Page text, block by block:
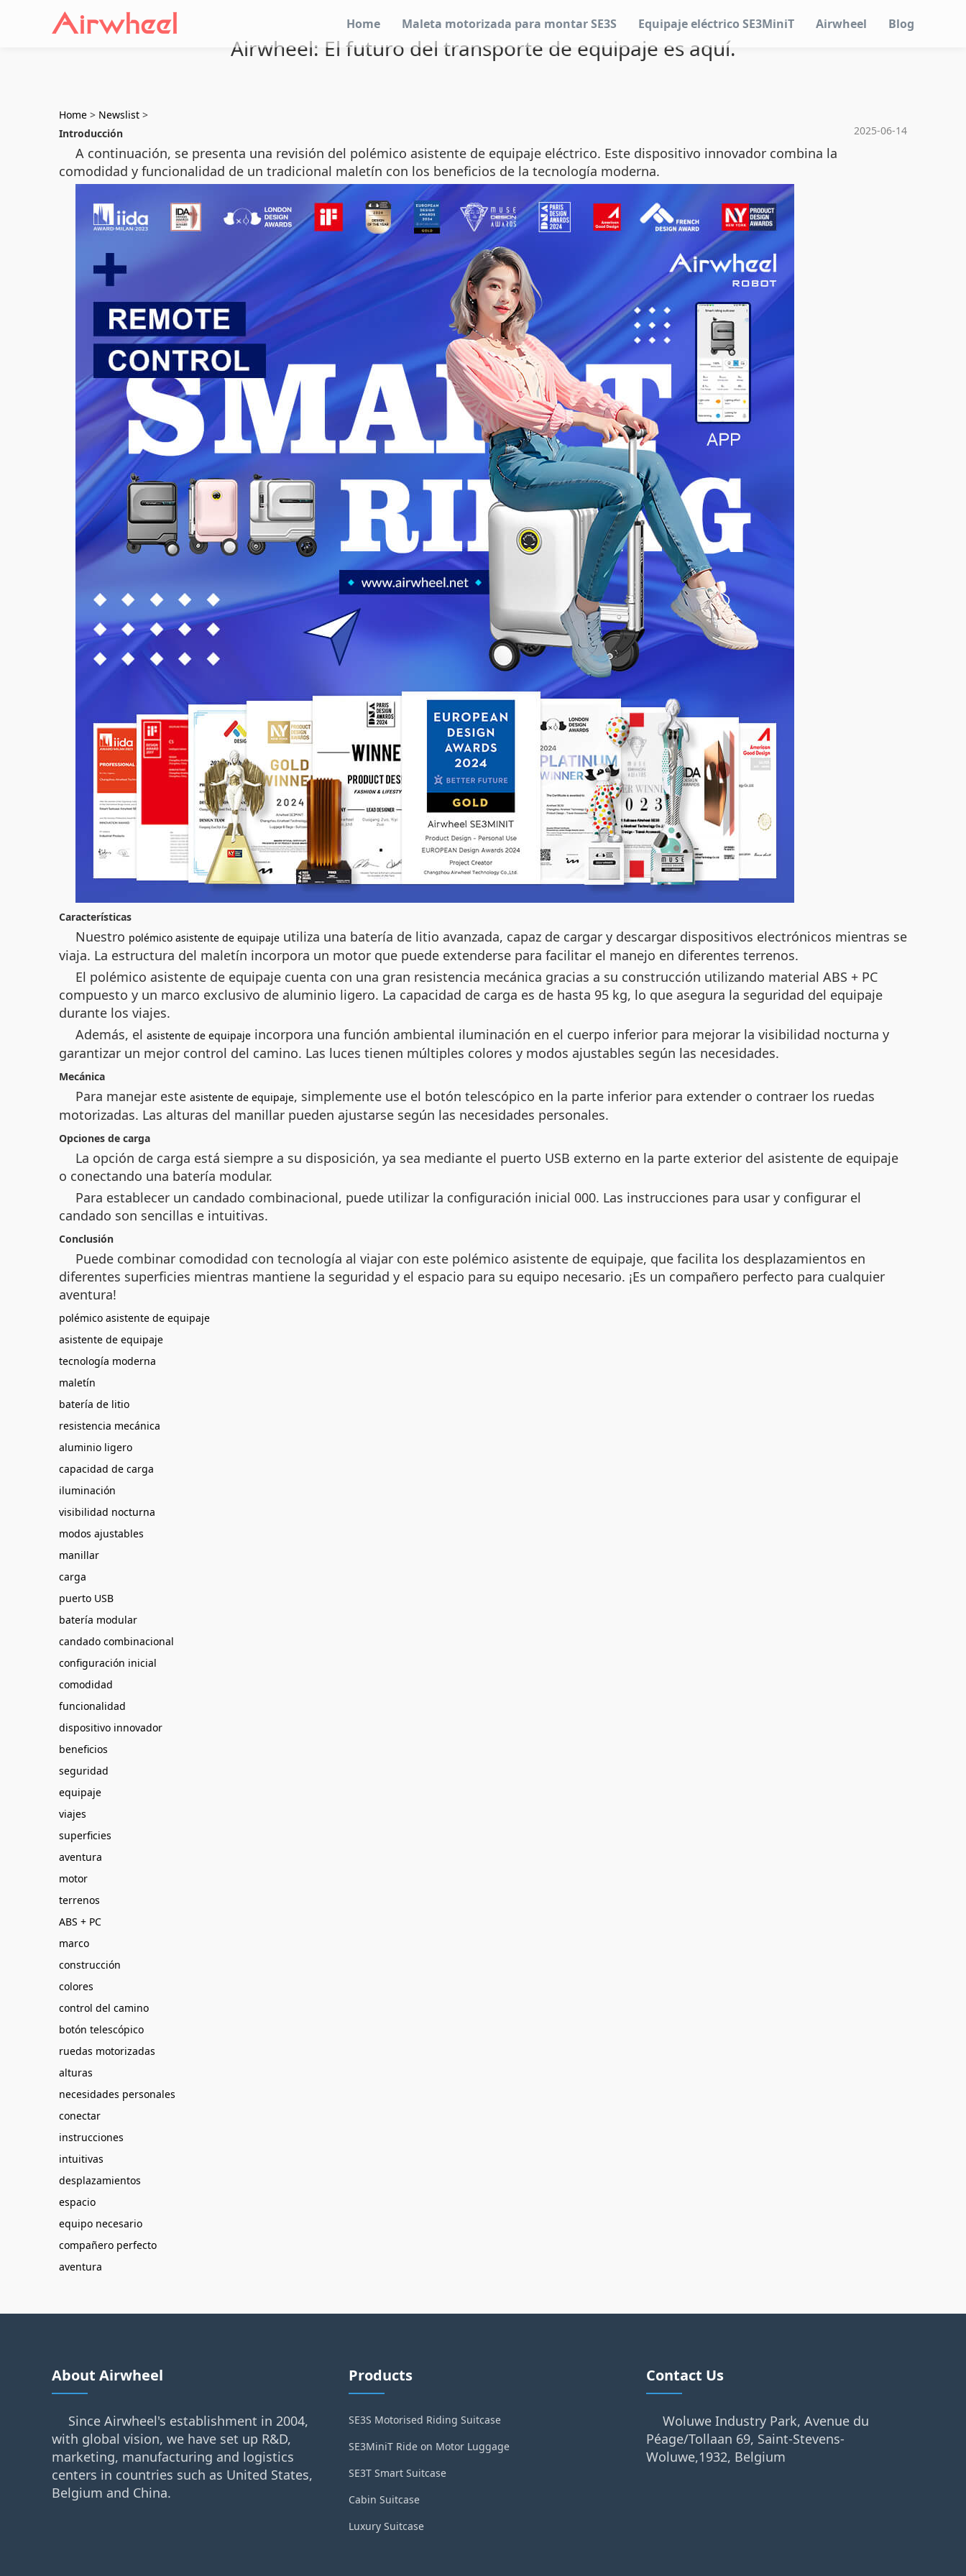
Home Maleta motorizada para montar SE3S Equipaje eléctrico SE3MiniT Airwheel Blog
Airwheel: El futuro del transporte de equipaje es aquí.
Home > Newslist >
2025-06-14
Introducción
A continuación, se presenta una revisión del polémico asistente de equipaje eléctrico. Este dispositivo innovador combina la
comodidad y funcionalidad de un tradicional maletín con los beneficios de la tecnología moderna.
Características
Nuestro polémico asistente de equipaje utiliza una batería de litio avanzada, capaz de cargar y descargar dispositivos electrónicos mientras se
viaja. La estructura del maletín incorpora un motor que puede extenderse para facilitar el manejo en diferentes terrenos.
El polémico asistente de equipaje cuenta con una gran resistencia mecánica gracias a su construcción utilizando material ABS + PC
compuesto y un marco exclusivo de aluminio ligero. La capacidad de carga es de hasta 95 kg, lo que asegura la seguridad del equipaje
durante los viajes.
Además, el asistente de equipaje incorpora una función ambiental iluminación en el cuerpo inferior para mejorar la visibilidad nocturna y
garantizar un mejor control del camino. Las luces tienen múltiples colores y modos ajustables según las necesidades.
Mecánica
Para manejar este asistente de equipaje, simplemente use el botón telescópico en la parte inferior para extender o contraer los ruedas
motorizadas. Las alturas del manillar pueden ajustarse según las necesidades personales.
Opciones de carga
La opción de carga está siempre a su disposición, ya sea mediante el puerto USB externo en la parte exterior del asistente de equipaje
o conectando una batería modular.
Para establecer un candado combinacional, puede utilizar la configuración inicial 000. Las instrucciones para usar y configurar el
candado son sencillas e intuitivas.
Conclusión
Puede combinar comodidad con tecnología al viajar con este polémico asistente de equipaje, que facilita los desplazamientos en
diferentes superficies mientras mantiene la seguridad y el espacio para su equipo necesario. ¡Es un compañero perfecto para cualquier
aventura!
polémico asistente de equipaje
asistente de equipaje
tecnología moderna
maletín
batería de litio
resistencia mecánica
aluminio ligero
capacidad de carga
iluminación
visibilidad nocturna
modos ajustables
manillar
carga
puerto USB
batería modular
candado combinacional
configuración inicial
comodidad
funcionalidad
dispositivo innovador
beneficios
seguridad
equipaje
viajes
superficies
aventura
motor
terrenos
ABS + PC
marco
construcción
colores
control del camino
botón telescópico
ruedas motorizadas
alturas
necesidades personales
conectar
instrucciones
intuitivas
desplazamientos
espacio
equipo necesario
compañero perfecto
aventura
About Airwheel
Since Airwheel's establishment in 2004,
with global vision, we have set up R&D,
marketing, manufacturing and logistics
centers in countries such as United States,
Belgium and China.
Products
SE3S Motorised Riding Suitcase
SE3MiniT Ride on Motor Luggage
SE3T Smart Suitcase
Cabin Suitcase
Luxury Suitcase
Contact Us
Woluwe Industry Park, Avenue du
Péage/Tollaan 69, Saint-Stevens-
Woluwe,1932, Belgium